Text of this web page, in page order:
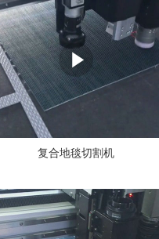
复合地毯切割机